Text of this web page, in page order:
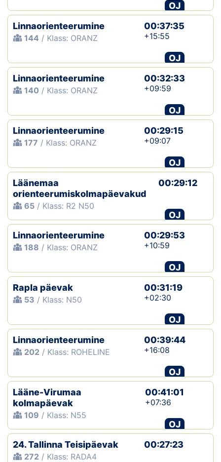
OJ
Linnaorienteerumine
144 / Klass: ORANZ
00:37:35
+15:55
OJ
Linnaorienteerumine
140 / Klass: ORANZ
00:32:33
+09:59
OJ
Linnaorienteerumine
177 / Klass: ORANZ
00:29:15
+09:07
OJ
Läänemaa
orienteerumiskolmapäevakud
65 / Klass: R2 N50
00:29:12
OJ
Linnaorienteerumine
188 / Klass: ORANZ
00:29:53
+10:59
OJ
Rapla päevak
53 / Klass: N50
00:31:19
+02:30
OJ
Linnaorienteerumine
202 / Klass: ROHELINE
00:39:44
+16:08
OJ
Lääne-Virumaa
kolmapäevak
109 / Klass: N55
00:41:01
+07:36
OJ
24. Tallinna Teisipäevak
272 / Klass: RADA4
00:27:23